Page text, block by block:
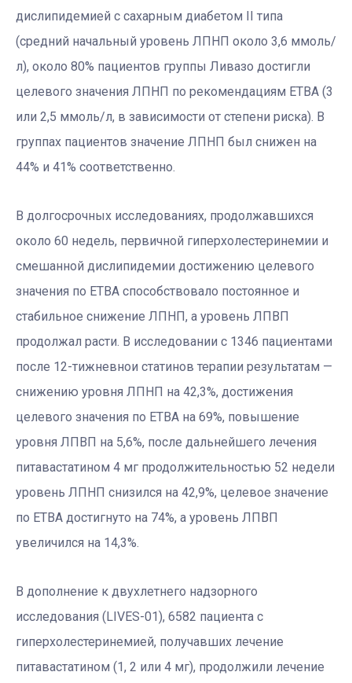
дислипидемией с сахарным диабетом II типа
(средний начальный уровень ЛПНП около 3,6 ммоль/
л), около 80% пациентов группы Ливазо достигли
целевого значения ЛПНП по рекомендациям ЕТВА (3
или 2,5 ммоль/л, в зависимости от степени риска). В
группах пациентов значение ЛПНП был снижен на
44% и 41% соответственно.
В долгосрочных исследованиях, продолжавшихся
около 60 недель, первичной гиперхолестеринемии и
смешанной дислипидемии достижению целевого
значения по ЕТВА способствовало постоянное и
стабильное снижение ЛПНП, а уровень ЛПВП
продолжал расти. В исследовании с 1346 пациентами
после 12-тижневнои статинов терапии результатам —
снижению уровня ЛПНП на 42,3%, достижения
целевого значения по ЕТВА на 69%, повышение
уровня ЛПВП на 5,6%, после дальнейшего лечения
питавастатином 4 мг продолжительностью 52 недели
уровень ЛПНП снизился на 42,9%, целевое значение
по ЕТВА достигнуто на 74%, а уровень ЛПВП
увеличился на 14,3%.
В дополнение к двухлетнего надзорного
исследования (LIVES-01), 6582 пациента с
гиперхолестеринемией, получавших лечение
питавастатином (1, 2 или 4 мг), продолжили лечение